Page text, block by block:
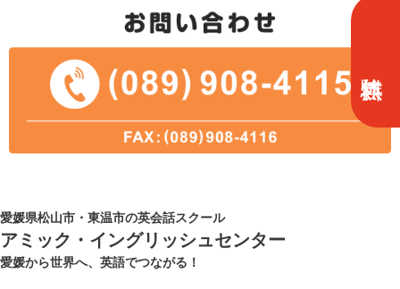
愛媛県松山市・東温市の英会話スクール
アミック・イングリッシュセンター
愛媛から世界へ、英語でつながる！